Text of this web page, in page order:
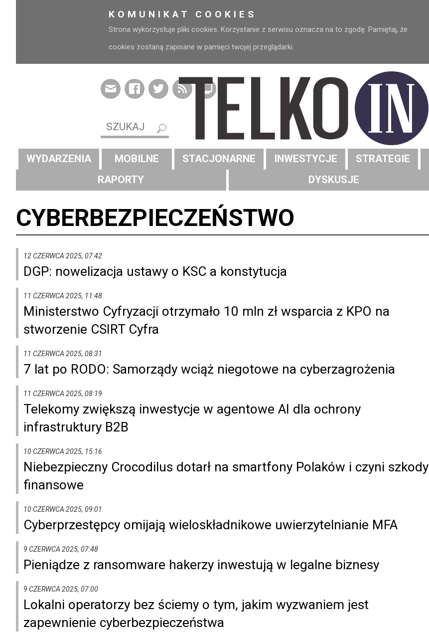
KOMUNIKAT COOKIES
Strona wykorzystuje pliki cookies. Korzystanie z serwisu oznacza na to zgodę. Pamiętaj, że
cookies zostaną zapisane w pamięci twojej przeglądarki.
WYDARZENIA MOBILNE STACJONARNE INWESTYCJE STRATEGIE
RAPORTY
DYSKUSJE
CYBERBEZPIECZEŃSTWO
12 CZERWCA 2025, 07:42
DGP: nowelizacja ustawy o KSC a konstytucja
11 CZERWCA 2025, 11:48
Ministerstwo Cyfryzacji otrzymało 10 mln zł wsparcia z KPO na
stworzenie CSIRT Cyfra
11 CZERWCA 2025, 08:31
7 lat po RODO: Samorządy wciąż niegotowe na cyberzagrożenia
11 CZERWCA 2025, 08:19
Telekomy zwiększą inwestycje w agentowe AI dla ochrony
infrastruktury B2B
10 CZERWCA 2025, 15:16
Niebezpieczny Crocodilus dotarł na smartfony Polaków i czyni szkody
finansowe
10 CZERWCA 2025, 09:01
Cyberprzestępcy omijają wieloskładnikowe uwierzytelnianie MFA
9 CZERWCA 2025, 07:48
Pieniądze z ransomware hakerzy inwestują w legalne biznesy
9 CZERWCA 2025, 07:00
Lokalni operatorzy bez ściemy o tym, jakim wyzwaniem jest
zapewnienie cyberbezpieczeństwa